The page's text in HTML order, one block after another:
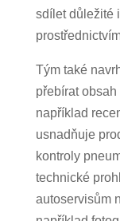
sdílet důležité
Tým také
přebírat
například
usnadňuje
kontroly
technické
autoservisům